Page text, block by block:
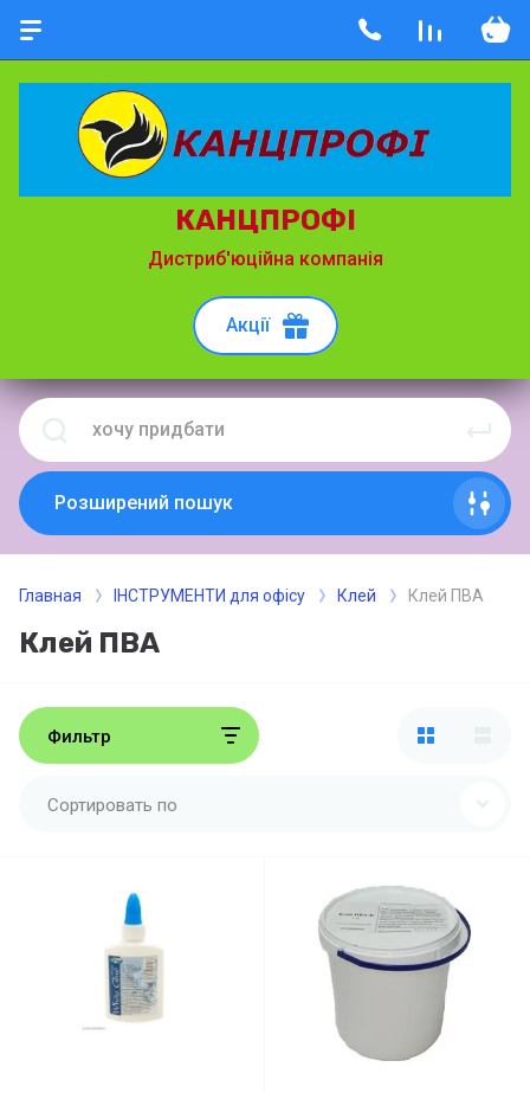
КАНЦПРОФІ
Дистриб'юційна компанія
Акції
Розширений пошук
Главная ІНСТРУМЕНТИ для офісу Клей Клей ПВА
Клей ПВА
Фильтр
Сортировать по